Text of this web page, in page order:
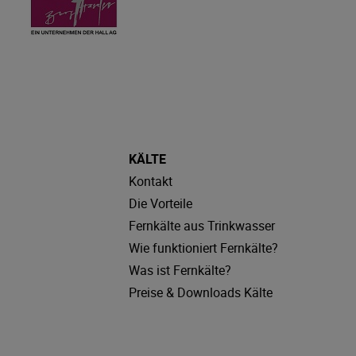
KÄLTE
Kontakt
Die Vorteile
Fernkälte aus Trinkwasser
Wie funktioniert Fernkälte?
Was ist Fernkälte?
Preise & Downloads Kälte